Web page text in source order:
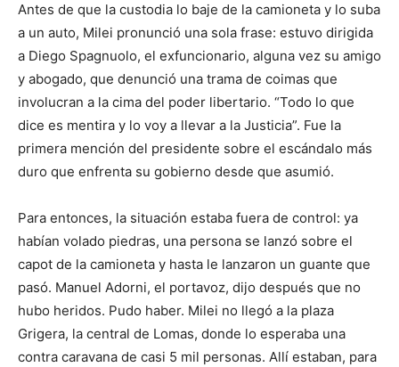
Antes de que la custodia lo baje de la camioneta y lo suba
a un auto, Milei pronunció una sola frase: estuvo dirigida
a Diego Spagnuolo, el exfuncionario, alguna vez su amigo
y abogado, que denunció una trama de coimas que
involucran a la cima del poder libertario. “Todo lo que
dice es mentira y lo voy a llevar a la Justicia”. Fue la
primera mención del presidente sobre el escándalo más
duro que enfrenta su gobierno desde que asumió.
Para entonces, la situación estaba fuera de control: ya
habían volado piedras, una persona se lanzó sobre el
capot de la camioneta y hasta le lanzaron un guante que
pasó. Manuel Adorni, el portavoz, dijo después que no
hubo heridos. Pudo haber. Milei no llegó a la plaza
Grigera, la central de Lomas, donde lo esperaba una
contra caravana de casi 5 mil personas. Allí estaban, para